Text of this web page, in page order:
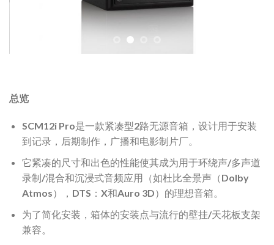
总览
SCM12i Pro是一款紧凑型2路无源音箱，设计用于安装
到记录，后期制作，广播和电影制片厂。
它紧凑的尺寸和出色的性能使其成为用于环绕声/多声道
录制/混合和沉浸式音频应用（如杜比全景声（Dolby
Atmos），DTS：X和Auro 3D）的理想音箱。
为了简化安装，箱体的安装点与流行的壁挂/天花板支架
兼容。